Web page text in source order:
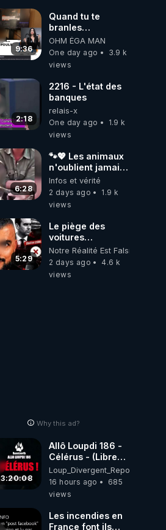
9:36
Quand tu te
branles
bonhomme tu
émets des ondes
ils ont juste omis
OHM ÉGA MAN
One day ago
3.9 k
views
2:18
2216 - L'état des
banques
relais-x
One day ago
1.9 k
views
6:28
🐾💖 Les animaux
n'oublient jamais
ceux qu'ils
aiment… 🥹❤️
Infos et vérité
2 days ago
1.9 k
views
5:29
Le piège des
voitures
électriques se
referme sur les
usagers !
Notre Réalité Est Falsifiée Et
2 days ago
4.6 k
views
Why this ad?
3:20:08
Allô Loupdi 186 -
Célérus - (Libre
Antenne) - Loup
Divergent
2026.08.06
Loup_Divergent_Reposts
16 hours ago
685
views
Les incendies en
France font ils